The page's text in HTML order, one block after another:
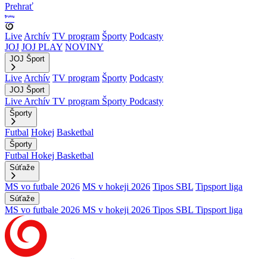
Prehrať
Live Archív TV program Športy Podcasty
JOJ JOJ PLAY NOVINY
JOJ Šport
Live Archív TV program Športy Podcasty
JOJ Šport
Live Archív TV program Športy Podcasty
Športy
Futbal Hokej Basketbal
Športy
Futbal Hokej Basketbal
Súťaže
MS vo futbale 2026 MS v hokeji 2026 Tipos SBL Tipsport liga
Súťaže
MS vo futbale 2026 MS v hokeji 2026 Tipos SBL Tipsport liga